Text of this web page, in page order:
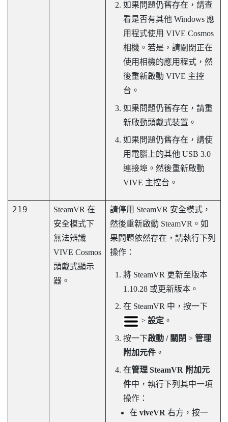
如果問題仍舊存在，請查
看是否有其他 Windows應
用程式使用 VIVE Cosmos
相機。若是，請關閉正在
使用相機的應用程式，然
後重新啟動 VIVE 主控
台 。
如果問題仍舊存在，請重
新啟動頭戴式裝置。
如果問題仍舊存在，請使
用電腦上的其他 USB 3.0
連接埠。然後重新啟動
VIVE 主控台 。
219 SteamVR 在
安全模式下
無法辨識
VIVE Cosmos
頭戴式顯示
器。
請停用 SteamVR 安全模式，
然後重新啟動 SteamVR 。如
果問題依然存在，請執行下列
操作：
將 SteamVR 更新至版本
1.10.28 或更新版本。
在 SteamVR 中，按一下
> 設定。
按一下啟動 / 關閉 > 管理
附加元件。
在管理 SteamVR 附加元
件中，執行下列其中一項
操作：
在viveVR 右方，按一